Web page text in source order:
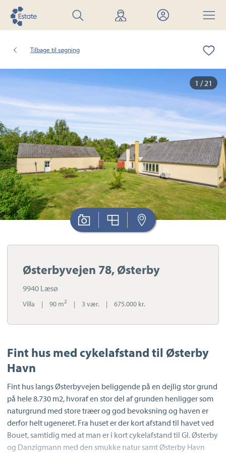
Søg
bolig
Find
mægler
Mit
Estate
Menu
Tilbage til søgning
1 / 21
Østerbyvejen 78, Østerby
9940 Læsø
Villa | 90 m2 | 3 vær. | 675.000 kr.
Fint hus med cykelafstand til Østerby
Havn
Fint hus langs Østerbyvejen beliggende på en dejlig stor grund
på hele 8.730 m2, hvoraf en stor del af grunden henligger som
naturgrund med store træer og god bevoksning og haven er
derfor helt ugeneret. Fra huset er der kort afstand til havet ved
Bouet, samtidig med at man er i kort cykelafstand til Gl. Østerby
og Danzigmann med den smukke natur samt Østerby Havn